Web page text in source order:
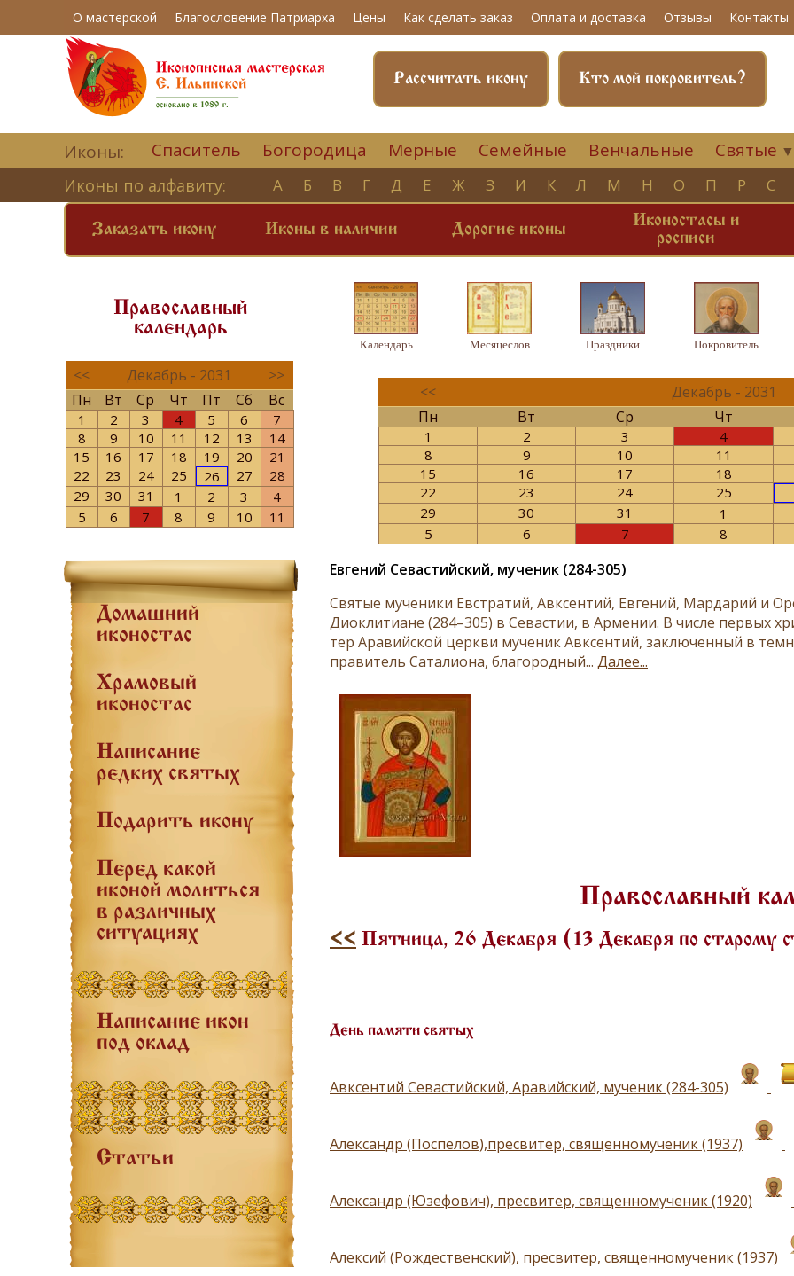
О мастерской Благословение Патриарха Цены Как сделать заказ Оплата и доставка Отзывы Контакты
Кто мой покровитель?
Рассчитать икону
Иконы: Спаситель Богородица Мерные Семейные Венчальные Святые ▼
Иконы по алфавиту: А Б В Г Д Е Ж З И К Л М Н О П Р С
Заказать икону Иконы в наличии Дорогие иконы
Иконостасы и
росписи
Православный
календарь
<< Декабрь - 2031
>>
Пн
Вт Ср Чт Пт Сб Вс
1 2 3 4 5 6
7
8
9 10 11 12 13
14
15
16 17 18 19 20
21
22
23 24 25 26 27
28
29
30 31 1 2 3
4
5
6 7 8 9 10 11
Домашний
иконостас
Храмовый
иконостас
Написание
редких святых
Подарить икону
Перед какой
иконой молиться
в различных
ситуациях
Написание икон
под оклад
Статьи
Календарь Месяцеслов Праздники Покровитель
<<
Декабрь - 2031
Пн
Вт Ср Чт
1 2 3
4
8
9 10
11
15
16 17
18
22
23 24
25
29
30 31
1
5
6 7 8
Евгений Севастийский, мученик (284-305)
Свя­тые му­че­ни­ки Ев­стра­тий, Авк­сен­тий, Ев­ге­ний, Мар­да­рий и
Дио­кли­ти­ане (284–305) в Се­ва­стии, в Ар­ме­нии. В чис­ле пер­вых
тер Ара­вий­ской церк­ви му­че­ник Авк­сен­тий, за­клю­чен­ный в
пра­ви­тель Са­та­ли­о­на, бла­го­род­ный... Далее...
Православный
<< Пятница, 26 Декабря (13 Декабря по старому
День памяти святых
Авксентий Севастийский, Аравийский, мученик (284-305)
Александр (Поспелов),пресвитер, священномученик (1937)
Александр (Юзефович), пресвитер, священномученик (1920)
Алексий (Рождественский), пресвитер, священномученик (1937)